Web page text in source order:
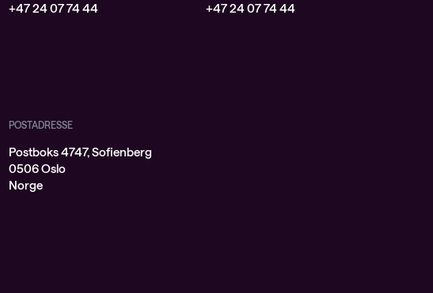
+47 24 07 74 44
+47 24 07 74 44
POSTADRESSE
Postboks 4747, Sofienberg
0506 Oslo
Norge